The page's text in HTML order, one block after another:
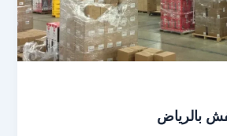
بالرياض